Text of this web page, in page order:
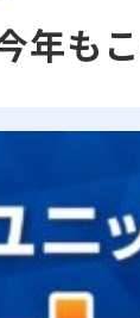
年も